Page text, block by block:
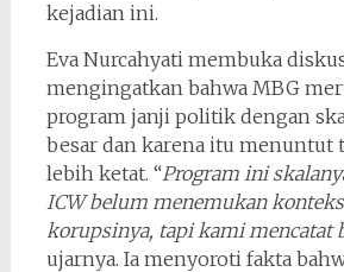
kejadian ini.
Eva Nurcahyati membuka
mengingatkan bahwa MBG
program janji politik dengan
besar dan karena itu menuntut
lebih ketat. “Program ini
ICW belum menemukan
korupsinya, tapi kami mencatat
ujarnya. Ia menyoroti fakta